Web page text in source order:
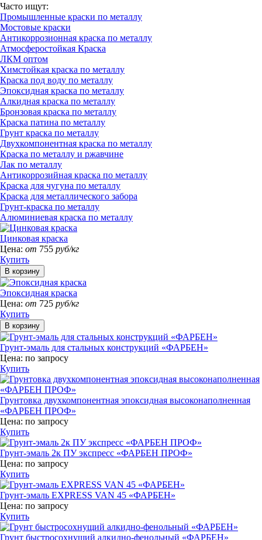
Часто ищут:
Промышленные краски по металлу
Мостовые краски
Антикоррозионная краска по металлу
Атмосферостойкая Краска
ЛКМ оптом
Химстойкая краска по металлу
Краска под воду по металлу
Эпоксидная краска по металлу
Алкидная краска по металлу
Бронзовая краска по металлу
Краска патина по металлу
Грунт краска по металлу
Двухкомпонентная краска по металлу
Краска по металлу и ржавчине
Лак по металлу
Антикоррозийная краска по металлу
Краска для чугуна по металлу
Краска для металлического забора
Грунт-краска по металлу
Алюминиевая краска по металлу
Цинковая краска
Цена: от 755 руб/кг
Купить
Эпоксидная краска
Цена: от 725 руб/кг
Купить
Грунт-эмаль для стальных конструкций «ФАРБЕН»
Цена: по запросу
Купить
Грунтовка двухкомпонентная эпоксидная высоконаполненная
«ФАРБЕН ПРОФ»
Цена: по запросу
Купить
Грунт-эмаль 2к ПУ экспресс «ФАРБЕН ПРОФ»
Цена: по запросу
Купить
Грунт-эмаль EXPRESS VAN 45 «ФАРБЕН»
Цена: по запросу
Купить
Грунт быстросохнущий алкидно-фенольный «ФАРБЕН»